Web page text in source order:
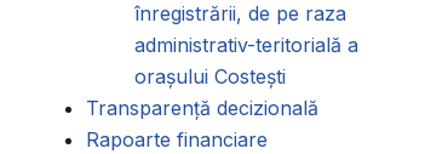
înregistrării, de pe raza
administrativ-teritorială a
orașului Costești
Transparență decizională
Rapoarte financiare